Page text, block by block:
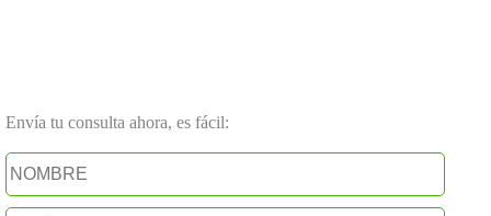
Envía tu consulta ahora, es fácil: